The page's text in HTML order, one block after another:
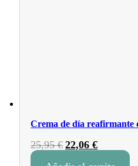
Crema de día reafirmante
25,95€ El
22,06€El